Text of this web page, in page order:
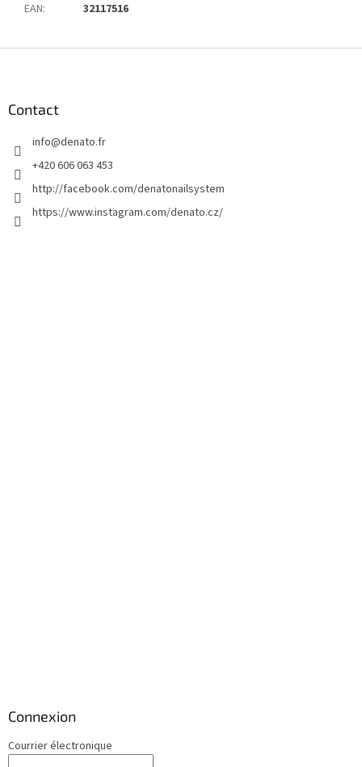
EAN: 32117516
Contact
info@denato.fr
+420 606 063 453
http://facebook.com/denatonailsystem
https://www.instagram.com/denato.cz/
Connexion
Courrier électronique